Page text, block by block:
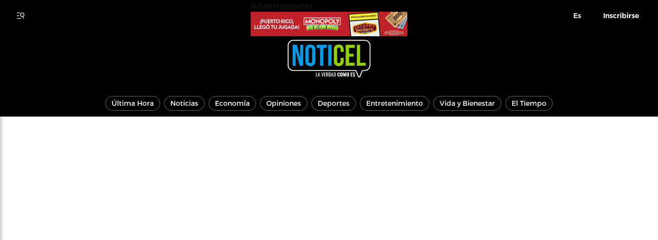
Es Inscribirse
Última Hora Noticias Economía Opiniones Deportes Entretenimiento Vida y Bienestar El Tiempo